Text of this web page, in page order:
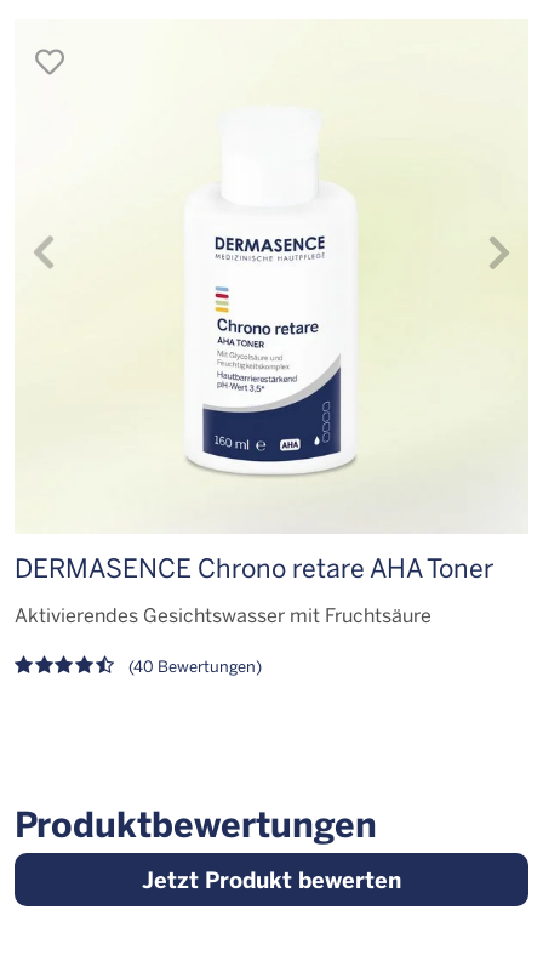
merken
DERMASENCE Chrono retare AHA Toner
Aktivierendes Gesichtswasser mit Fruchtsäure
(40 Bewertungen)
Produktbewertungen
Jetzt Produkt bewerten